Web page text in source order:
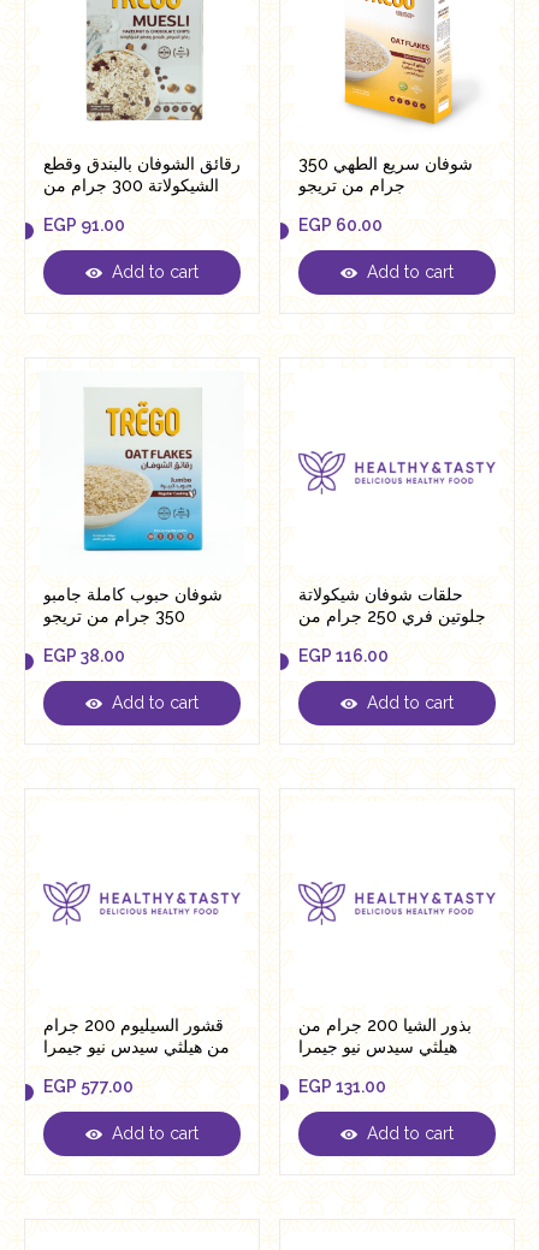
رقائق الشوفان بالبندق وقطع
الشيكولاتة 300 جرام من
تريجو
EGP 91.00
EGP 91.00
Add to cart
شوفان سريع الطهي 350
جرام من تريجو
EGP 60.00
EGP 60.00
Add to cart
شوفان حبوب كاملة جامبو
350 جرام من تريجو
EGP 38.00
EGP 38.00
Add to cart
حلقات شوفان شيكولاتة
جلوتين فري 250 جرام من
فيردي
EGP 116.00
EGP 116.00
Add to cart
قشور السيليوم 200 جرام
من هيلثي سيدس نيو جيمرا
EGP 577.00
EGP 577.00
Add to cart
بذور الشيا 200 جرام من
هيلثي سيدس نيو جيمرا
EGP 131.00
EGP 131.00
Add to cart